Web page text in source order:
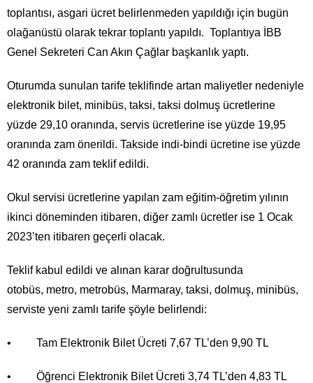
toplantısı, asgari ücret belirlenmeden yapıldığı için bugün
olağanüstü olarak tekrar toplantı yapıldı. Toplantıya İBB
Genel Sekreteri Can Akın Çağlar başkanlık yaptı.
Oturumda sunulan tarife teklifinde artan maliyetler nedeniyle
elektronik bilet, minibüs, taksi, taksi dolmuş ücretlerine
yüzde 29,10 oranında, servis ücretlerine ise yüzde 19,95
oranında zam önerildi. Takside indi-bindi ücretine ise yüzde
42 oranında zam teklif edildi.
Okul servisi ücretlerine yapılan zam eğitim-öğretim yılının
ikinci döneminden itibaren, diğer zamlı ücretler ise 1 Ocak
2023’ten itibaren geçerli olacak.
Teklif kabul edildi ve alınan karar doğrultusunda
otobüs, metro, metrobüs, Marmaray, taksi, dolmuş, minibüs,
serviste yeni zamlı tarife şöyle belirlendi:
• Tam Elektronik Bilet Ücreti 7,67 TL’den 9,90 TL
• Öğrenci Elektronik Bilet Ücreti 3,74 TL’den 4,83 TL